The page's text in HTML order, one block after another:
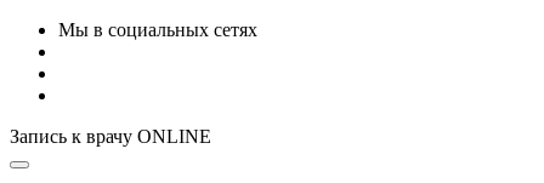
Мы в социальных сетях
Запись к врачу ONLINE